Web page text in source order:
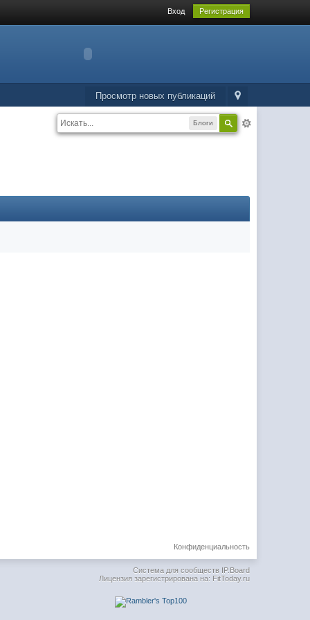
Вход Регистрация
Просмотр новых публикаций
Блоги
Конфиденциальность
Система для сообществ IP.Board
Лицензия зарегистрирована на: FitToday.ru